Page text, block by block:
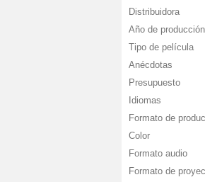
Distribuidora
Año de producción
Tipo de película
Anécdotas
Presupuesto
Idiomas
Formato de
Color
Formato audio
Formato de